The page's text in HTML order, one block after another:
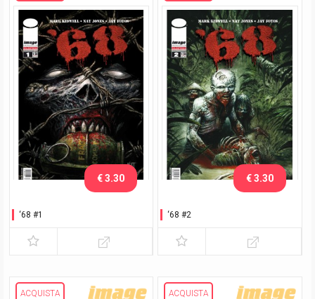
‘68 #1
€ 3.30
‘68 #2
€ 3.30
ACQUISTA ACQUISTA